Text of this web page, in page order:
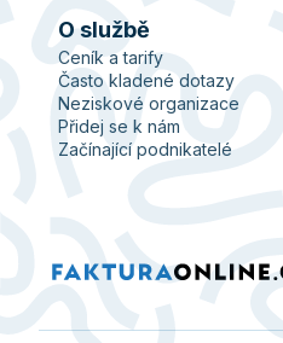
O službě
Ceník a tarify
Často kladené dotazy
Neziskové organizace
Přidej se k nám
Začínající podnikatelé